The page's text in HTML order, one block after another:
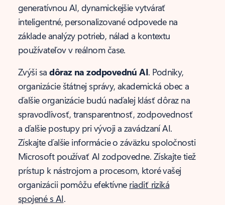
generatívnou AI, dynamickejšie vytvárať
inteligentné, personalizované odpovede na
základe analýzy potrieb, nálad a kontextu
používateľov v reálnom čase.
Zvýši sadôraz na zodpovednú AI. Podniky,
organizácie štátnej správy, akademická obec a
ďalšie organizácie budú naďalej klásť dôraz na
spravodlivosť, transparentnosť, zodpovednosť
a ďalšie postupy pri vývoji a zavádzaní AI.
Získajte ďalšie informácie o záväzku spoločnosti
Microsoft používať AI zodpovedne. Získajte tiež
prístup k nástrojom a procesom, ktoré vašej
organizácii pomôžu efektívne riadiť riziká
spojené s AI.